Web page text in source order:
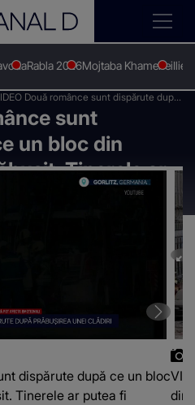
Rabla 2026Mojtaba KhameneiIlie
Două românce sunt dispărute după
un bloc din Germania s-a prăbușit.
ar putea fi îngropate sub
sunt
un bloc din
Tinerele ar
sub dărâmături
dispărute după ce un bloc
Tinerele ar putea fi
din